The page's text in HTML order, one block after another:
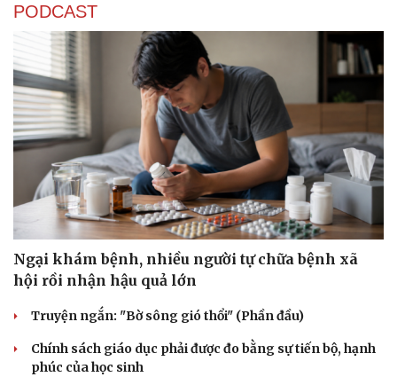
Sức khỏe
Dinh dưỡng - món ngon
Cây thuốc
Sản phụ khoa
Nhi khoa
Nam khoa
Làm đẹp - giảm cân
Phòng mạch online
Ăn sạch sống khỏe
Đời sống
Nhà đẹp
Blog
Tình yêu - Gia đình
PODCAST
Ngại khám bệnh, nhiều người tự chữa bệnh xã
hội rồi nhận hậu quả lớn
Truyện ngắn: "Bờ sông gió thổi" (Phần đầu)
Chính sách giáo dục phải được đo bằng sự tiến bộ, hạnh
phúc của học sinh